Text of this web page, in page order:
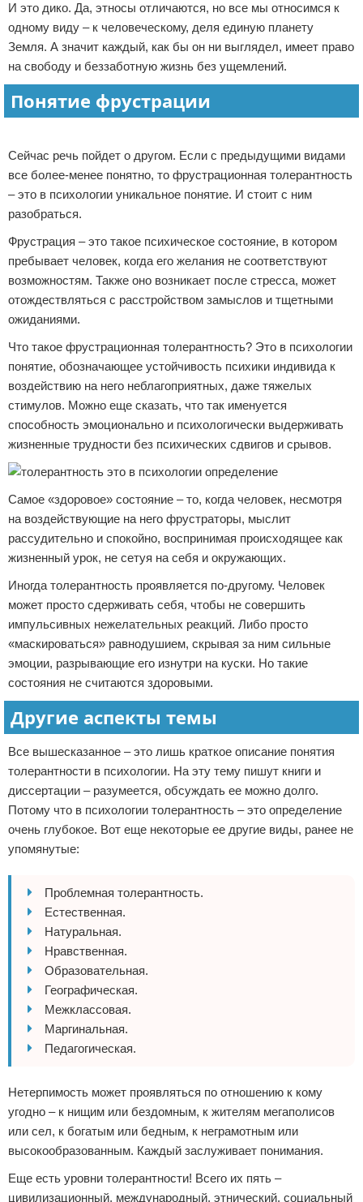
И это дико. Да, этносы отличаются, но все мы относимся к
одному виду – к человеческому, деля единую планету
Земля. А значит каждый, как бы он ни выглядел, имеет право
на свободу и беззаботную жизнь без ущемлений.
Понятие фрустрации
Сейчас речь пойдет о другом. Если с предыдущими видами
все более-менее понятно, то фрустрационная толерантность
– это в психологии уникальное понятие. И стоит с ним
разобраться.
Фрустрация – это такое психическое состояние, в котором
пребывает человек, когда его желания не соответствуют
возможностям. Также оно возникает после стресса, может
отождествляться с расстройством замыслов и тщетными
ожиданиями.
Что такое фрустрационная толерантность? Это в психологии
понятие, обозначающее устойчивость психики индивида к
воздействию на него неблагоприятных, даже тяжелых
стимулов. Можно еще сказать, что так именуется
способность эмоционально и психологически выдерживать
жизненные трудности без психических сдвигов и срывов.
Самое «здоровое» состояние – то, когда человек, несмотря
на воздействующие на него фрустраторы, мыслит
рассудительно и спокойно, воспринимая происходящее как
жизненный урок, не сетуя на себя и окружающих.
Иногда толерантность проявляется по-другому. Человек
может просто сдерживать себя, чтобы не совершить
импульсивных нежелательных реакций. Либо просто
«маскироваться» равнодушием, скрывая за ним сильные
эмоции, разрывающие его изнутри на куски. Но такие
состояния не считаются здоровыми.
Другие аспекты темы
Все вышесказанное – это лишь краткое описание понятия
толерантности в психологии. На эту тему пишут книги и
диссертации – разумеется, обсуждать ее можно долго.
Потому что в психологии толерантность – это определение
очень глубокое. Вот еще некоторые ее другие виды, ранее не
упомянутые:
Проблемная толерантность.
Естественная.
Натуральная.
Нравственная.
Образовательная.
Географическая.
Межклассовая.
Маргинальная.
Педагогическая.
Нетерпимость может проявляться по отношению к кому
угодно – к нищим или бездомным, к жителям мегаполисов
или сел, к богатым или бедным, к неграмотным или
высокообразованным. Каждый заслуживает понимания.
Еще есть уровни толерантности! Всего их пять –
цивилизационный, международный, этнический, социальный